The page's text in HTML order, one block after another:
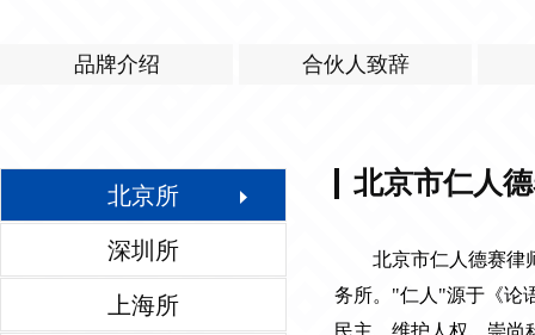
品牌介绍 合伙人致辞
北京所
深圳所
上海所
北京市仁人
北京市仁人德赛律师
务所。"仁人"源于《论